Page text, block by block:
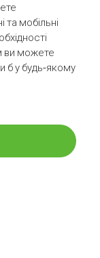
та мобільні
ви можете
б у будь-якому